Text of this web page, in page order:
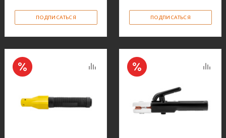
ПОДПИСАТЬСЯ ПОДПИСАТЬСЯ